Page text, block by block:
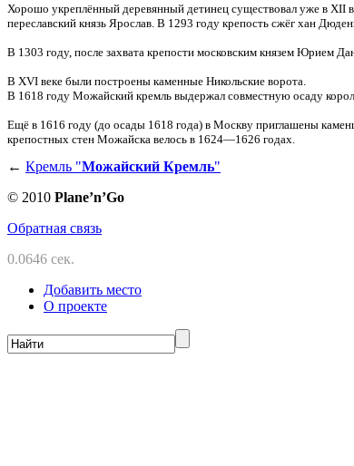
Хорошо укреплённый деревянный детинец существовал уже в XII
переславский князь Ярослав. В 1293 году крепость сжёг хан
В 1303 году, после захвата крепости московским князем Юрием
В XVI веке были построены каменные Никольские ворота.
В 1618 году Можайский кремль выдержал совместную осаду
Ещё в 1616 году (до осады 1618 года) в Москву приглашены
крепостных стен Можайска велось в 1624—1626 годах.
← Кремль "Можайский Кремль"
© 2010 Planе’n’Go
Обратная связь
0.0646 сек.
Добавить место
О проекте